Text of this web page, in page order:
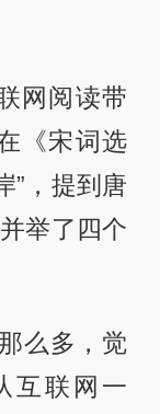
网阅读带
《宋词选
”，提到唐
举了四个
么多，觉
互联网一